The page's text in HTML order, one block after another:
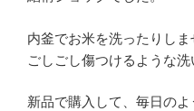
内釜でお米を洗ったりしま
ごしごし傷つけるような洗
新品で購入して、毎日のよ